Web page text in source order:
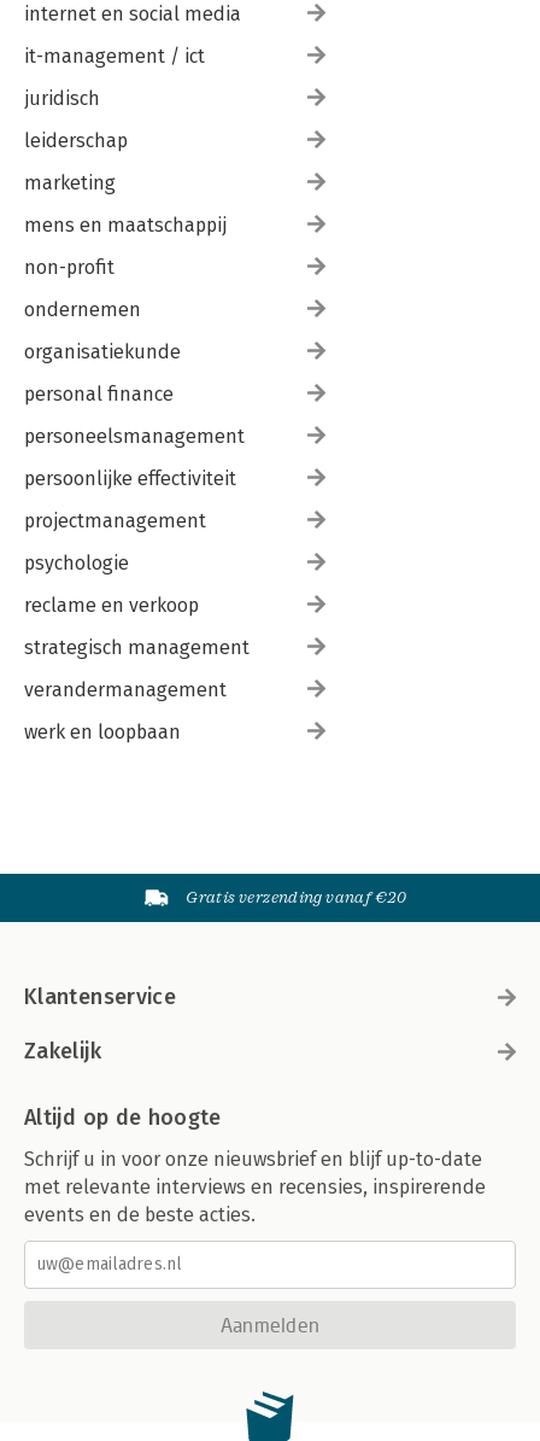
internet en social media
it-management / ict
juridisch
leiderschap
marketing
mens en maatschappij
non-profit
ondernemen
organisatiekunde
personal finance
personeelsmanagement
persoonlijke effectiviteit
projectmanagement
psychologie
reclame en verkoop
strategisch management
verandermanagement
werk en loopbaan
Gratis verzending vanaf €20
Klantenservice
Zakelijk
Altijd op de hoogte
Schrijf u in voor onze nieuwsbrief en blijf up-to-date
met relevante interviews en recensies, inspirerende
events en de beste acties.
Aanmelden